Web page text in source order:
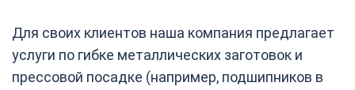
Для своих клиентов наша компания предлагает
услуги по гибке металлических заготовок и
прессовой посадке (например, подшипников в